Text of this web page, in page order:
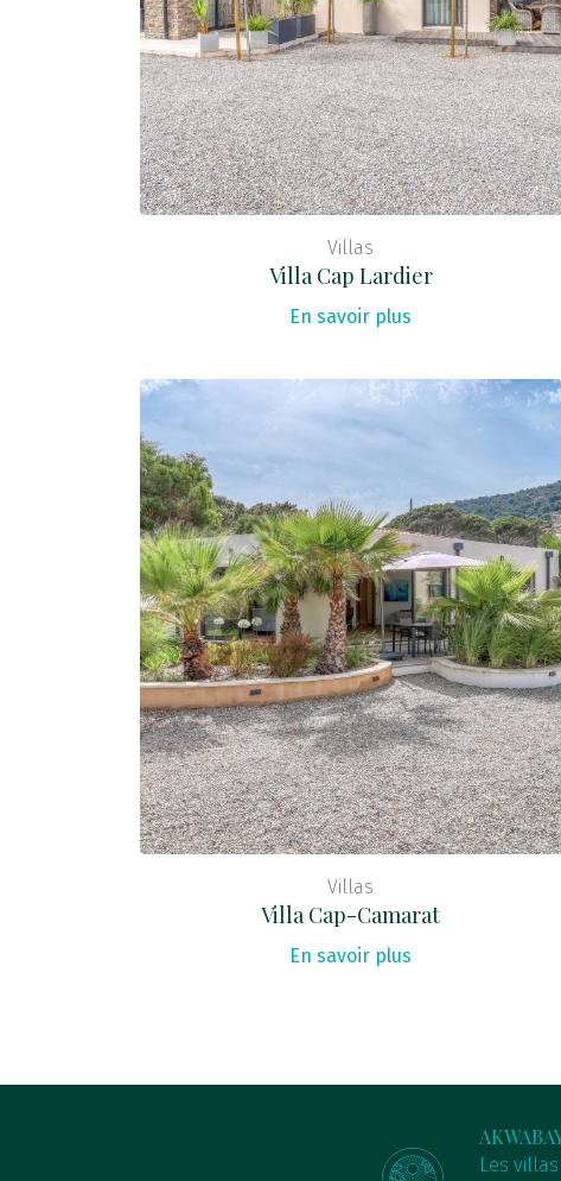
Villas
Villa Cap Lardier
En savoir plus
Villas
Villa Cap-Camarat
En savoir plus
Les